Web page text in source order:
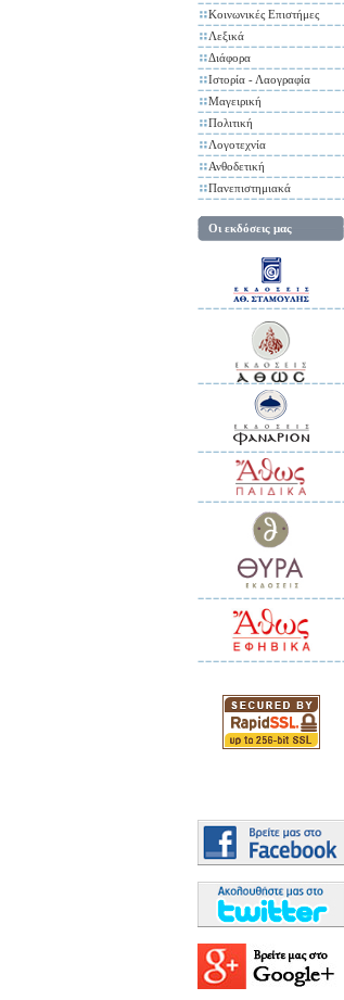
Κοινωνικές Επιστήμες
Λεξικά
Διάφορα
Ιστορία - Λαογραφία
Μαγειρική
Πολιτική
Λογοτεχνία
Ανθοδετική
Πανεπιστημιακά
Οι εκδόσεις μας